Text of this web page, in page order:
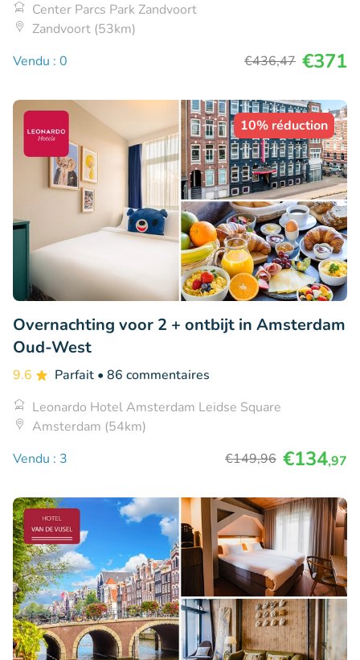
Center Parcs Park Zandvoort
Zandvoort (53km)
Vendu : 0
€436,47 €371
10% réduction
Overnachting voor 2 + ontbijt in Amsterdam
Oud-West
9.6 Parfait • 86 commentaires
Leonardo Hotel Amsterdam Leidse Square
Amsterdam (54km)
Vendu : 3
€149,96 €134,97